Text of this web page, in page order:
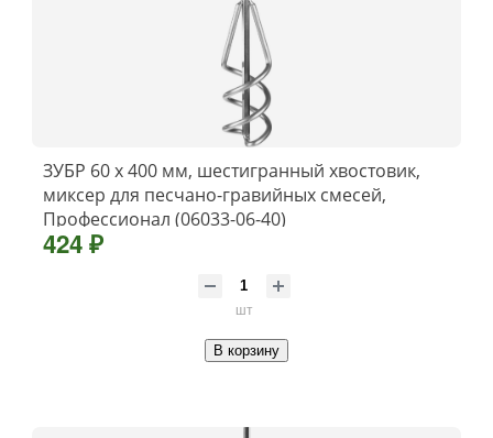
ЗУБР 60 х 400 мм, шестигранный хвостовик,
миксер для песчано-гравийных смесей,
Профессионал (06033-06-40)
424 ₽
шт
В корзину